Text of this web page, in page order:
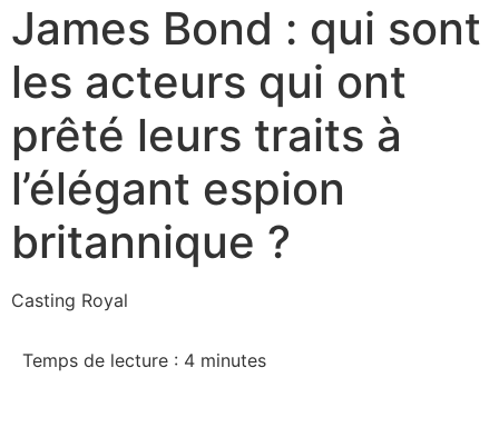
James Bond : qui sont
les acteurs qui ont
prêté leurs traits à
l’élégant espion
britannique ?
Casting Royal
Temps de lecture : 4 minutes